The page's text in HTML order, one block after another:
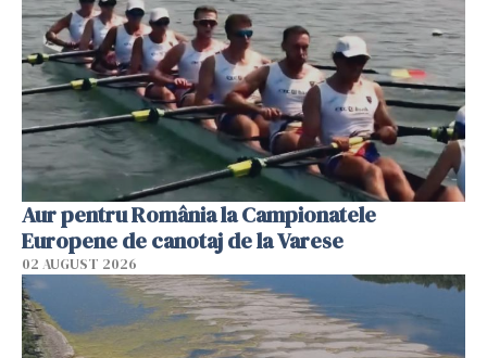
Aur pentru România la Campionatele
Europene de canotaj de la Varese
02 AUGUST 2026